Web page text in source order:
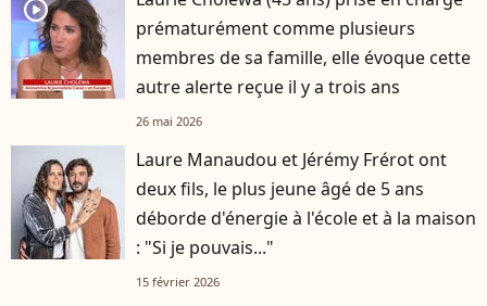
player2
prématurément comme plusieurs
membres de sa famille, elle évoque cette
autre alerte reçue il y a trois ans
26 mai 2026
Laure Manaudou et Jérémy Frérot ont
deux fils, le plus jeune âgé de 5 ans
déborde d'énergie à l'école et à la maison
: "Si je pouvais..."
15 février 2026